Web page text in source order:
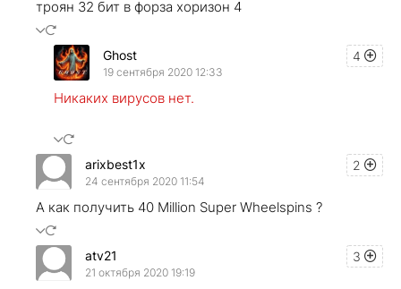
троян 32 бит в форза хоризон 4
4
Ghost
19 сентября 2020 12:33
Никаких вирусов нет.
2
arixbest1x
24 сентября 2020 11:54
А как получить 40 Million Super Wheelspins ?
3
atv21
21 октября 2020 19:19